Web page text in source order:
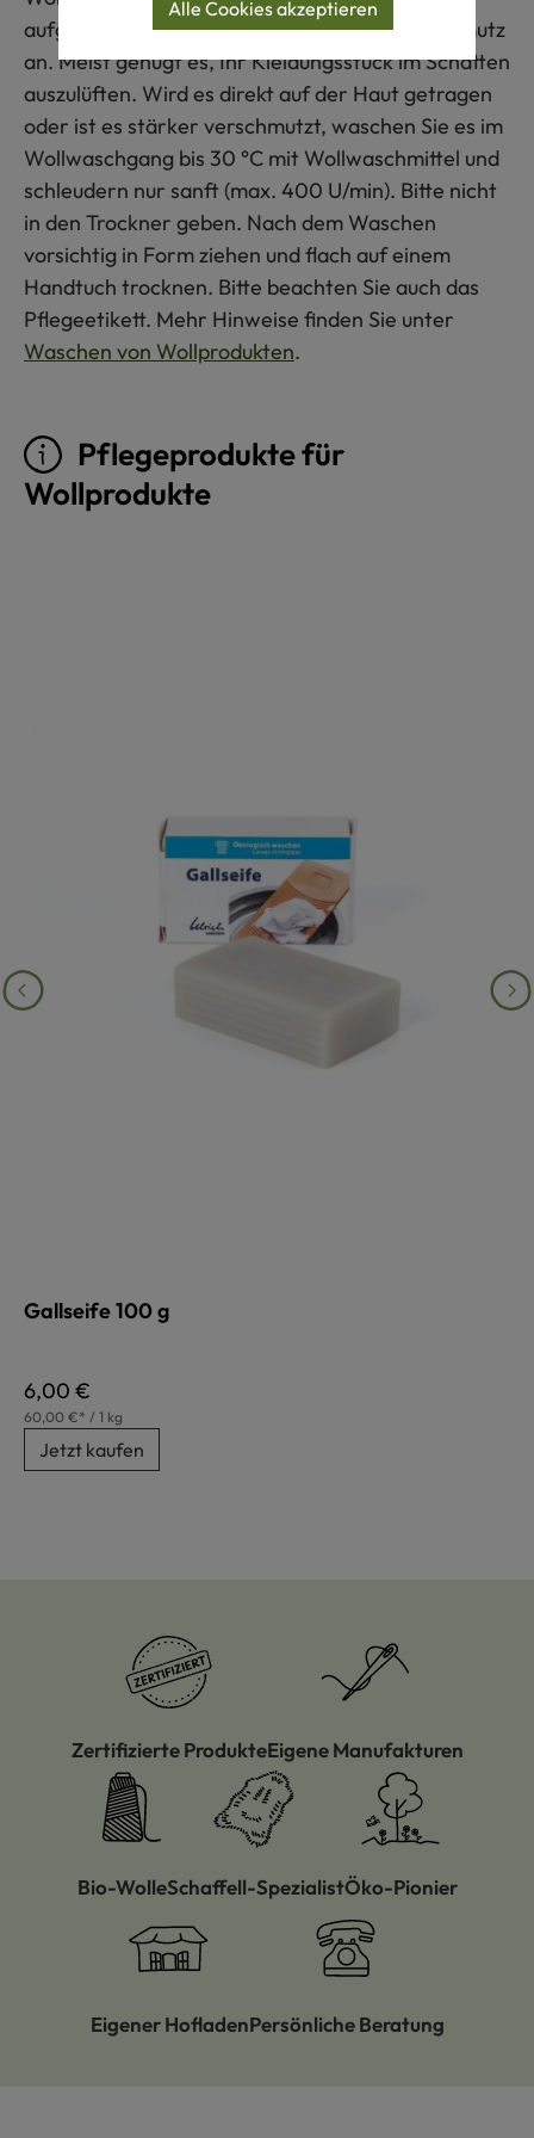
aufgrund ihrer Faserbeschaffenheit kaum Schmutz
an. Meist genügt es, Ihr Kleidungsstück im Schatten
auszulüften. Wird es direkt auf der Haut getragen
oder ist es stärker verschmutzt, waschen Sie es im
Wollwaschgang bis 30 °C mit Wollwaschmittel und
schleudern nur sanft (max. 400 U/min). Bitte nicht
in den Trockner geben. Nach dem Waschen
vorsichtig in Form ziehen und flach auf einem
Handtuch trocknen. Bitte beachten Sie auch das
Pflegeetikett. Mehr Hinweise finden Sie unter
Waschen von Wollprodukten.
Pflegeprodukte für
Wollprodukte
Gallseife 100 g
Regulärer Preis:
6,00 €
60,00 €* / 1 kg
Jetzt kaufen
Zertifizierte ProdukteEigene Manufakturen
Bio-WolleSchaffell-SpezialistÖko-Pionier
Eigener HofladenPersönliche Beratung
Alle Cookies akzeptieren